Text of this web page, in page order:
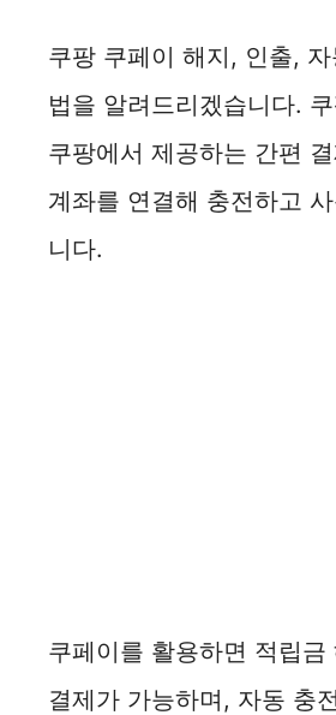
쿠팡 쿠페이 해지, 인출,
법을 알려드리겠습니다.
쿠팡에서 제공하는 간편
계좌를 연결해 충전하고
니다.
쿠페이를 활용하면 적립금
결제가 가능하며, 자동 충